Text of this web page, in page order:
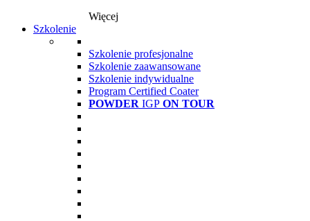
Więcej
Szkolenie
Szkolenie profesjonalne
Szkolenie zaawansowane
Szkolenie indywidualne
Program Certified Coater
POWDER IGP ON TOUR